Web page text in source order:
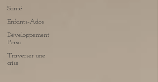
Santé
Enfants-Ados
Développement
Perso
Traverser une
crise